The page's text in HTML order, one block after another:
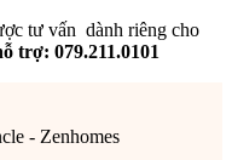
tư vấn dành riêng cho
trợ: 079.211.0101